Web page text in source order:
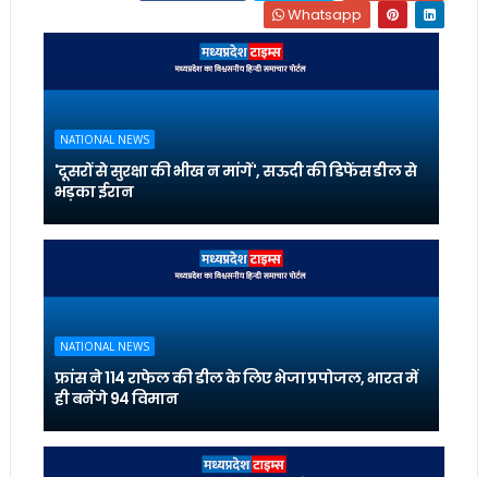
Whatsapp
NATIONAL NEWS
'दूसरों से सुरक्षा की भीख न मांगें', सऊदी की डिफेंस डील से
भड़का ईरान
NATIONAL NEWS
फ्रांस ने 114 राफेल की डील के लिए भेजा प्रपोजल, भारत में
ही बनेंगे 94 विमान